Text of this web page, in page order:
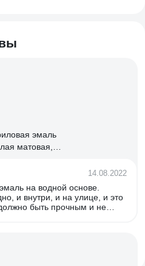
эмаль
матовая,
14.08.2022
на водной основе.
и внутри, и на улице, и это
быть прочным и не